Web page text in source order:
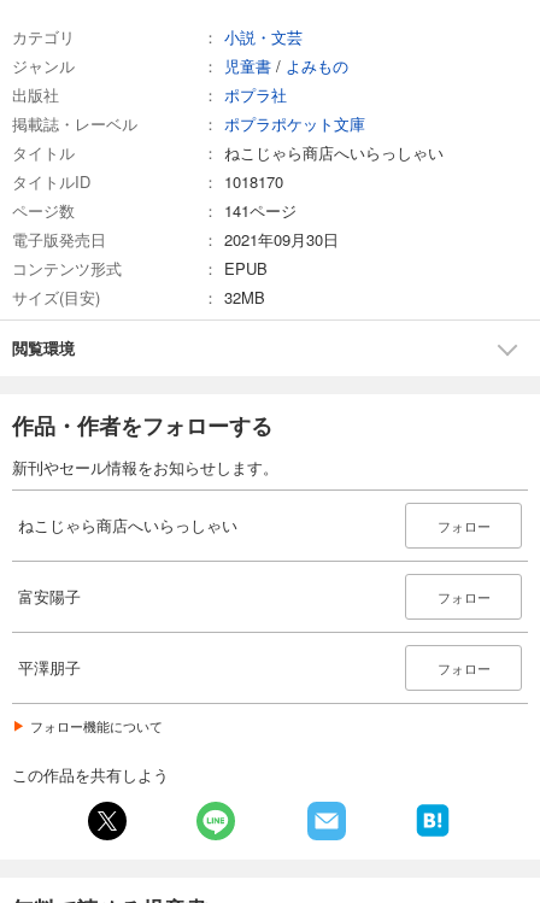
カテゴリ
小説・文芸
ジャンル
児童書 / よみもの
出版社
ポプラ社
掲載誌・レーベル
ポプラポケット文庫
タイトル
ねこじゃら商店へいらっしゃい
タイトルID
1018170
ページ数
141ページ
電子版発売日
2021年09月30日
コンテンツ形式
EPUB
サイズ(目安)
32MB
閲覧環境
作品・作者をフォローする
新刊やセール情報をお知らせします。
ねこじゃら商店へいらっしゃい フォロー
富安陽子 フォロー
平澤朋子 フォロー
フォロー機能について
この作品を共有しよう